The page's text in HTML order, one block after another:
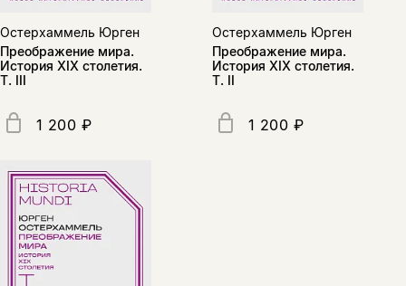
Остерхаммель Юрген
Преображение мира.
История XIX столетия.
Т. III
1 200 ₽
Остерхаммель Юрген
Преображение мира.
История XIX столетия.
Т. II
1 200 ₽